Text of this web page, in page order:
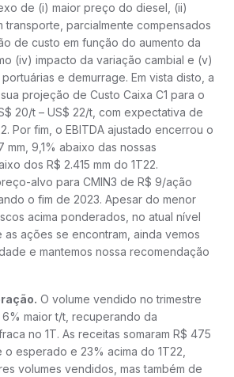
de (i) maior preço do diesel, (ii)
transporte, parcialmente compensados
de custo em função do aumento da
(iv) impacto da variação cambial e (v)
e demurrage. Em vista disto, a
projeção de Custo Caixa C1 para o
20/t – US$ 22/t, com expectativa de
Por fim, o EBITDA ajustado encerrou o
mm, 9,1% abaixo das nossas
dos R$ 2.415 mm do 1T22.
alvo para CMIN3 de R$ 9/ação
o fim de 2023. Apesar do menor
acima ponderados, no atual nível
ações se encontram, ainda vemos
e mantemos nossa recomendação
O volume vendido no trimestre
6% maior t/t, recuperando da
no 1T. As receitas somaram R$ 475
o esperado e 23% acima do 1T22,
volumes vendidos, mas também de